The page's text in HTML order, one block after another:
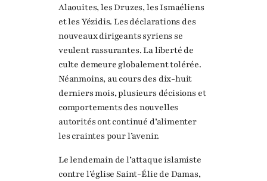
Alaouites, les Druzes, les Ismaéliens
et les Yézidis. Les déclarations des
nouveaux dirigeants syriens se
veulent rassurantes. La liberté de
culte demeure globalement tolérée.
Néanmoins, au cours des dix-huit
derniers mois, plusieurs décisions et
comportements des nouvelles
autorités ont continué d’alimenter
les craintes pour l’avenir.
Le lendemain de l’attaque islamiste
contre l’église Saint-Élie de Damas,